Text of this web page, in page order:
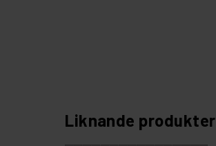
Liknande produkter